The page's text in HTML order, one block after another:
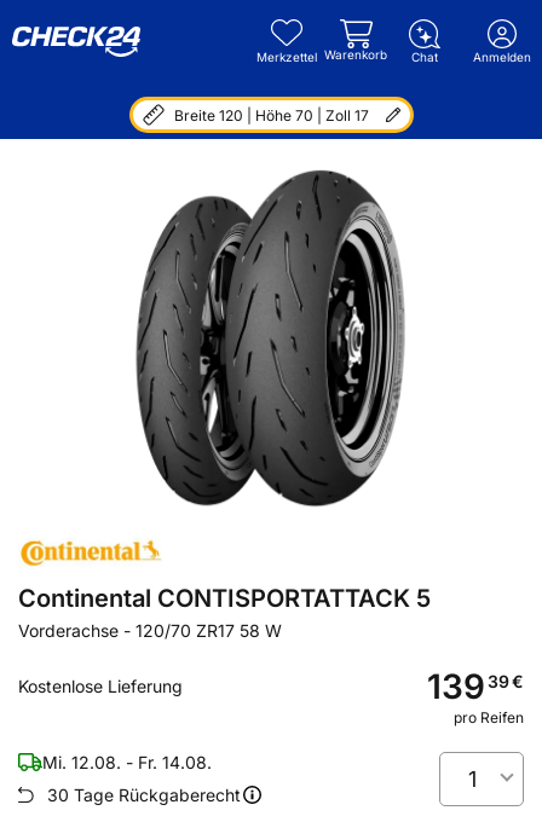
Merkzettel Warenkorb Chat Anmelden
Breite 120 | Höhe 70 | Zoll 17
Continental CONTISPORTATTACK 5
Vorderachse - 120/70 ZR17 58 W
Kostenlose Lieferung 13939€
pro Reifen
Mi. 12.08. - Fr. 14.08.
30 Tage Rückgaberecht
1